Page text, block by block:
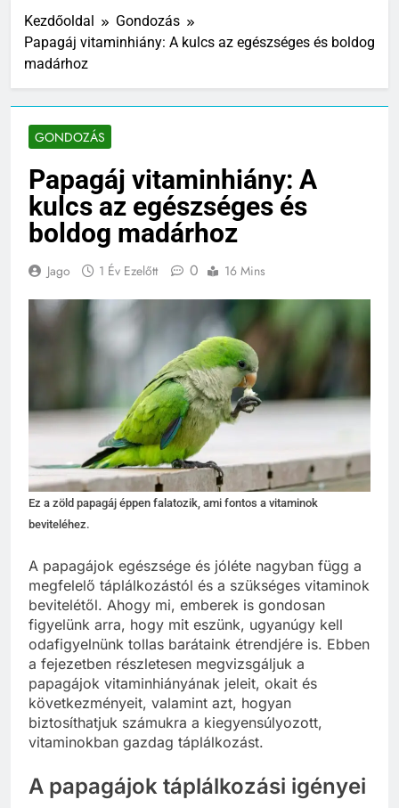
Kezdőoldal
Gondozás
Papagáj vitaminhiány: A kulcs az egészséges és boldog
madárhoz
GONDOZÁS
Papagáj vitaminhiány: A
kulcs az egészséges és
boldog madárhoz
Jago 1 Év Ezelőtt 0 16 Mins
Ez a zöld papagáj éppen falatozik, ami fontos a vitaminok
beviteléhez.
A papagájok egészsége és jóléte nagyban függ a
megfelelő táplálkozástól és a szükséges vitaminok
bevitelétől. Ahogy mi, emberek is gondosan
figyelünk arra, hogy mit eszünk, ugyanúgy kell
odafigyelnünk tollas barátaink étrendjére is. Ebben
a fejezetben részletesen megvizsgáljuk a
papagájok vitaminhiányának jeleit, okait és
következményeit, valamint azt, hogyan
biztosíthatjuk számukra a kiegyensúlyozott,
vitaminokban gazdag táplálkozást.
A papagájok táplálkozási igényei